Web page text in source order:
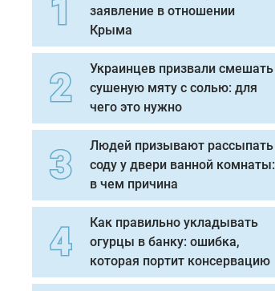
заявление в отношении
Крыма
Украинцев призвали смешать
сушеную мяту с солью: для
чего это нужно
Людей призывают рассыпать
соду у двери ванной комнаты:
в чем причина
Как правильно укладывать
огурцы в банку: ошибка,
которая портит консервацию